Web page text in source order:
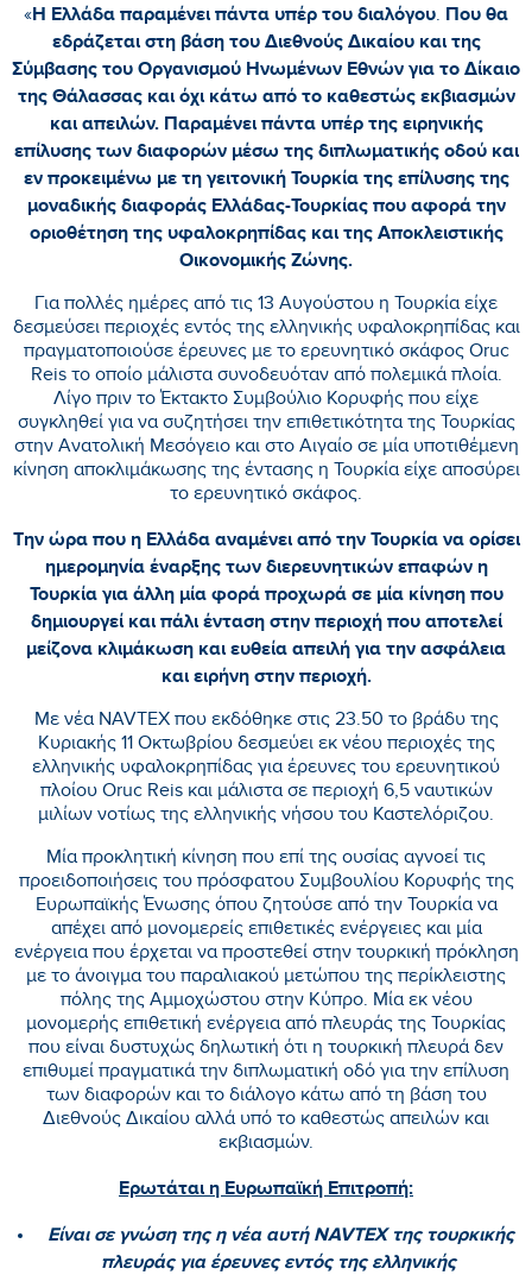
«Η Ελλάδα παραμένει πάντα υπέρ του διαλόγου. Που θα
εδράζεται στη βάση του Διεθνούς Δικαίου και της
Σύμβασης του Οργανισμού Ηνωμένων Εθνών για το Δίκαιο
της Θάλασσας και όχι κάτω από το καθεστώς εκβιασμών
και απειλών. Παραμένει πάντα υπέρ της ειρηνικής
επίλυσης των διαφορών μέσω της διπλωματικής οδού και
εν προκειμένω με τη γειτονική Τουρκία της επίλυσης της
μοναδικής διαφοράς Ελλάδας-Τουρκίας που αφορά την
οριοθέτηση της υφαλοκρηπίδας και της Αποκλειστικής
Οικονομικής Ζώνης.
Για πολλές ημέρες από τις 13 Αυγούστου η Τουρκία είχε
δεσμεύσει περιοχές εντός της ελληνικής υφαλοκρηπίδας και
πραγματοποιούσε έρευνες με το ερευνητικό σκάφος Oruc
Reis το οποίο μάλιστα συνοδευόταν από πολεμικά πλοία.
Λίγο πριν το Έκτακτο Συμβούλιο Κορυφής που είχε
συγκληθεί για να συζητήσει την επιθετικότητα της Τουρκίας
στην Ανατολική Μεσόγειο και στο Αιγαίο σε μία υποτιθέμενη
κίνηση αποκλιμάκωσης της έντασης η Τουρκία είχε αποσύρει
το ερευνητικό σκάφος.
Την ώρα που η Ελλάδα αναμένει από την Τουρκία να ορίσει
ημερομηνία έναρξης των διερευνητικών επαφών η
Τουρκία για άλλη μία φορά προχωρά σε μία κίνηση που
δημιουργεί και πάλι ένταση στην περιοχή που αποτελεί
μείζονα κλιμάκωση και ευθεία απειλή για την ασφάλεια
και ειρήνη στην περιοχή.
Με νέα NAVTEX που εκδόθηκε στις 23.50 το βράδυ της
Κυριακής 11 Οκτωβρίου δεσμεύει εκ νέου περιοχές της
ελληνικής υφαλοκρηπίδας για έρευνες του ερευνητικού
πλοίου Oruc Reis και μάλιστα σε περιοχή 6,5 ναυτικών
μιλίων νοτίως της ελληνικής νήσου του Καστελόριζου.
Μία προκλητική κίνηση που επί της ουσίας αγνοεί τις
προειδοποιήσεις του πρόσφατου Συμβουλίου Κορυφής της
Ευρωπαϊκής Ένωσης όπου ζητούσε από την Τουρκία να
απέχει από μονομερείς επιθετικές ενέργειες και μία
ενέργεια που έρχεται να προστεθεί στην τουρκική πρόκληση
με το άνοιγμα του παραλιακού μετώπου της περίκλειστης
πόλης της Αμμοχώστου στην Κύπρο. Μία εκ νέου
μονομερής επιθετική ενέργεια από πλευράς της Τουρκίας
που είναι δυστυχώς δηλωτική ότι η τουρκική πλευρά δεν
επιθυμεί πραγματικά την διπλωματική οδό για την επίλυση
των διαφορών και το διάλογο κάτω από τη βάση του
Διεθνούς Δικαίου αλλά υπό το καθεστώς απειλών και
εκβιασμών.
Ερωτάται η Ευρωπαϊκή Επιτροπή:
Είναι σε γνώση της η νέα αυτή NAVTEX της τουρκικής
πλευράς για έρευνες εντός της ελληνικής